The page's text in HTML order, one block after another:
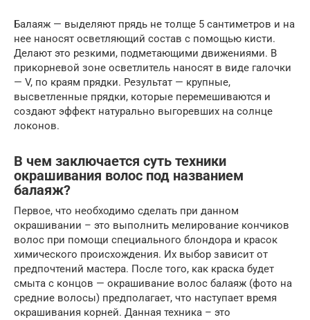
Балаяж — выделяют прядь не толще 5 сантиметров и на
нее наносят осветляющий состав с помощью кисти.
Делают это резкими, подметающими движениями. В
прикорневой зоне осветлитель наносят в виде галочки
— V, по краям прядки. Результат — крупные,
высветленные прядки, которые перемешиваются и
создают эффект натурально выгоревших на солнце
локонов.
В чем заключается суть техники
окрашивания волос под названием
балаяж?
Первое, что необходимо сделать при данном
окрашивании – это выполнить мелирование кончиков
волос при помощи специального блондора и красок
химического происхождения. Их выбор зависит от
предпочтений мастера. После того, как краска будет
смыта с концов — окрашивание волос балаяж (фото на
средние волосы) предполагает, что наступает время
окрашивания корней. Данная техника – это